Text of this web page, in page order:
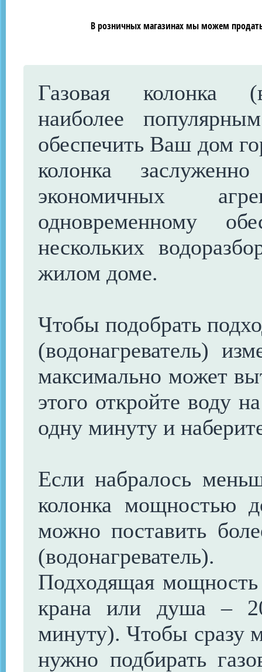
В розничных магазинах мы можем
Газовая колонка
наиболее
обеспечить Ваш дом
колонка
экономичных
одновременному
нескольких
жилом доме.
Чтобы подобрать
(водонагреватель)
максимально может
этого откройте воду
одну минуту и
Если набралось
колонка мощностью
можно поставить
(водонагреватель).
Подходящая мощность
крана или душа –
минуту). Чтобы сразу
нужно подбирать